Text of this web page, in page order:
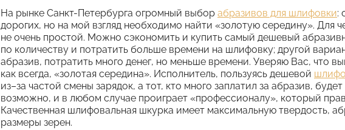
На рынке Санкт-Петербурга огромный выбор абразивов для шлифовки:
дорогих, но на мой взгляд необходимо найти «золотую середину». Для
не очень простой. Можно сэкономить и купить самый дешевый
по количеству и потратить больше времени на шлифовку; другой
абразив, потратить много денег, но меньше времени. Уверяю Вас, что
как всегда, «золотая середина». Исполнитель, пользуясь дешевой
из–за частой смены зарядок, а тот, кто много заплатил за абразив,
возможно, и в любом случае проиграет «профессионалу», который
Качественная шлифовальная шкурка имеет максимальную твердость,
размеры зерен.